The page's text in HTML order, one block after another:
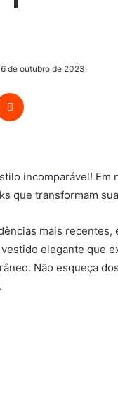
6 de outubro de 2023
incomparável! Em
que transformam
mais
elegante que
Não esqueça